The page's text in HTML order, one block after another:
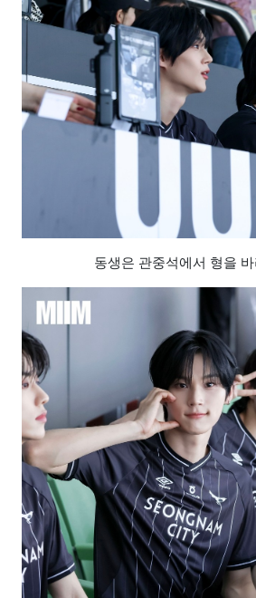
동생은 관중석에서 형을